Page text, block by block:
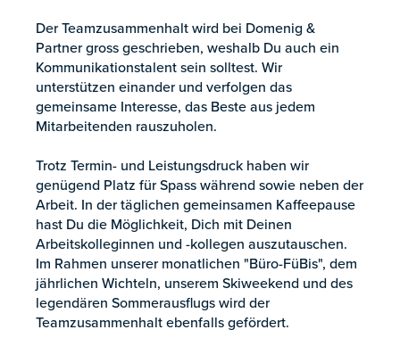
Der Teamzusammenhalt wird bei Domenig &
Partner gross geschrieben, weshalb Du auch ein
Kommunikationstalent sein solltest. Wir
unterstützen einander und verfolgen das
gemeinsame Interesse, das Beste aus jedem
Mitarbeitenden rauszuholen.
Trotz Termin- und Leistungsdruck haben wir
genügend Platz für Spass während sowie neben der
Arbeit. In der täglichen gemeinsamen Kaffeepause
hast Du die Möglichkeit, Dich mit Deinen
Arbeitskolleginnen und -kollegen auszutauschen.
Im Rahmen unserer monatlichen "Büro-FüBis", dem
jährlichen Wichteln, unserem Skiweekend und des
legendären Sommerausflugs wird der
Teamzusammenhalt ebenfalls gefördert.